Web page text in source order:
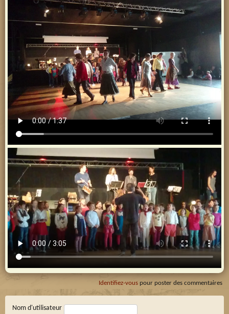
Identifiez-vouspour poster des commentaires
Connexion membre
Nom d'utilisateur